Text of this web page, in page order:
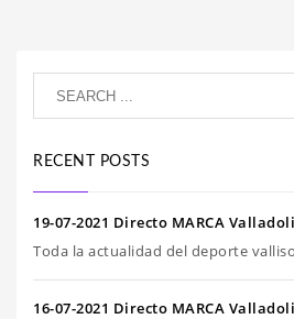
RECENT POSTS
19-07-2021 Directo MARCA
Toda la actualidad del deporte
16-07-2021 Directo MARCA